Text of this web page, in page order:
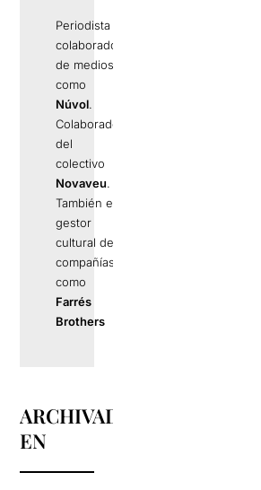
Periodista y
colaborador
de medios
como
Núvol.
Colaborador
del
colectivo
Novaveu.
También es
gestor
cultural de
compañías
como
Farrés
Brothers
ARCHIVADO
EN